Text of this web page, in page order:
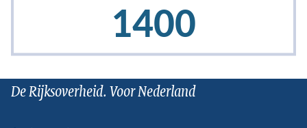
De Rijksoverheid. Voor Nederland